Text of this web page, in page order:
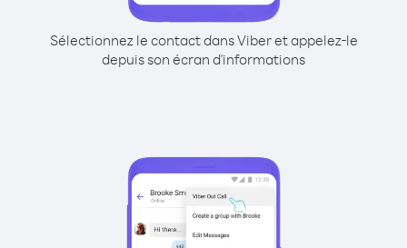
Sélectionnez le contact dans Viber et appelez-le
depuis son écran d'informations